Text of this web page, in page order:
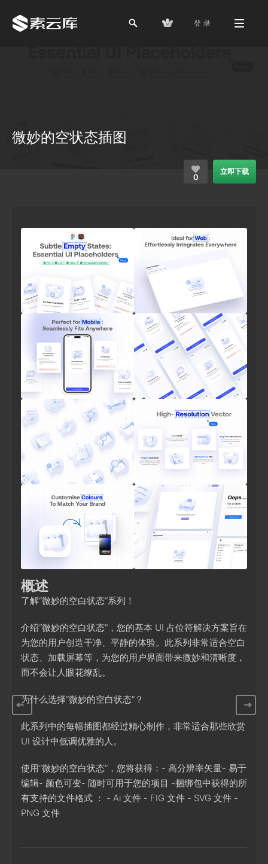
登 录
微妙的空状态插图
0
立即下载
概述
了解“微妙的空白状态”系列！
介绍“微妙的空白状态”，您的基本 UI 占位符解决方案旨在
为您的用户创造干净、平静的体验。此系列非常适合空白
状态、加载屏幕等，为您的用户界面带来微妙和清晰度，
而不会让人眼花缭乱。
为什么选择“微妙的空白状态”？
此系列中的每幅插图都经过精心制作，非常适合那些欣赏
UI 设计中低调优雅的人。
使用“微妙的空白状态”，您将获得：- 高分辨率矢量- 易于
编辑- 颜色可变- 随时可用于您的项目 -捆绑包中获得的所
有支持的文件格式 ： - Ai 文件 - FIG 文件 - SVG 文件 -
PNG 文件